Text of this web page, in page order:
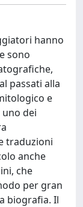
hanno
sono
passati alla
e
dei
traduzioni
anche
che
per gran
biografia. Il